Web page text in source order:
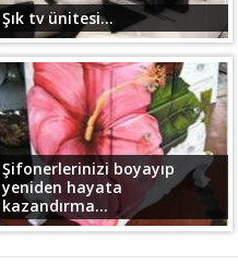
Şık tv ünitesi...
Şifonerlerinizi boyayıp
yeniden hayata
kazandırma...